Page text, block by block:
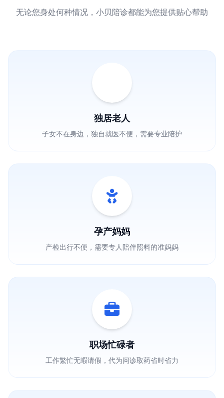
无论您身处何种情况，小贝陪诊都能为您提供贴心帮助
独居老人
子女不在身边，独自就医不便，需要专业陪护
孕产妈妈
产检出行不便，需要专人陪伴照料的准妈妈
职场忙碌者
工作繁忙无暇请假，代为问诊取药省时省力